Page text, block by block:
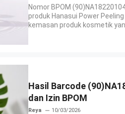
Nomor BPOM
produk Hanasui Power
kemasan produk kosmetik
Hasil Barcode
dan Izin BPOM
Reya 10/03/2026